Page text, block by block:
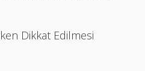
Dikkat Edilmesi